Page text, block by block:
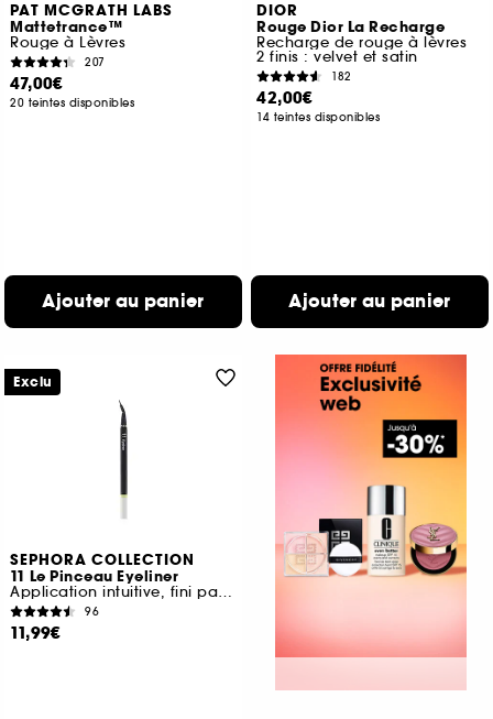
PAT MCGRATH LABS
Mattetrance™
Rouge à Lèvres
207
47,00€
20 teintes disponibles
Ajouter au panier
DIOR
Rouge Dior La Recharge
Recharge de rouge à lèvres
2 finis : velvet et satin
182
42,00€
14 teintes disponibles
Ajouter au panier
SEPHORA COLLECTION
11 Le Pinceau Eyeliner
Application intuitive, fini parfait
96
11,99€
Exclu